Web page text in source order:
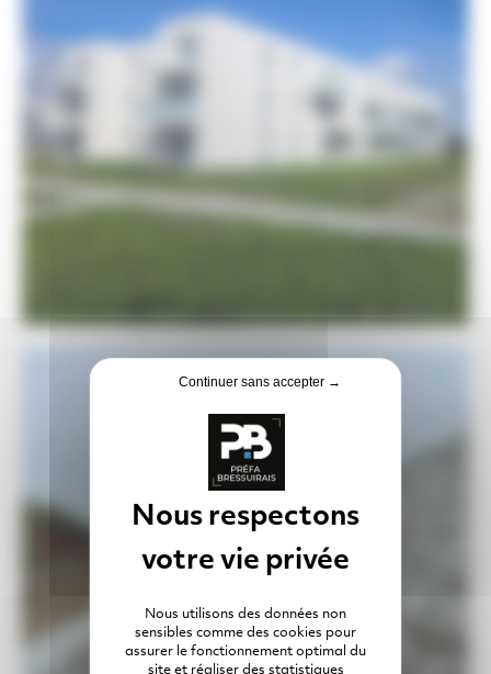
Nous utilisons des données non
sensibles comme des cookies pour
assurer le fonctionnement optimal du
site et réaliser des statistiques
Continuer sans accepter →